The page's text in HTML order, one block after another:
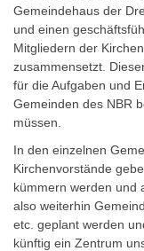
Gemeindehaus der
und einen
Mitgliedern der
zusammensetzt.
für die Aufgaben und
Gemeinden des NBR
müssen.
In den einzelnen
Kirchenvorstände
kümmern werden und
also weiterhin
etc. geplant werden
künftig ein Zentrum